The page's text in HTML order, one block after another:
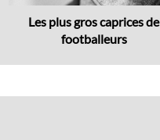
Les plus gros caprices de
footballeurs